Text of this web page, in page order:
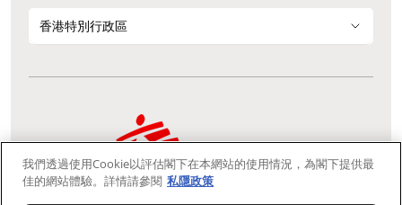
香港特別行政區
通訊資料更新 鳴謝 私隱聲明
我們採用安全通訊端層 (Secure Socket Layer, SSL) 協定，有助保障敏感
我們透過使用Cookie以評估閣下在本網站的使用情況，為閣下提供最
佳的網站體驗。詳情請參閱 私隱政策